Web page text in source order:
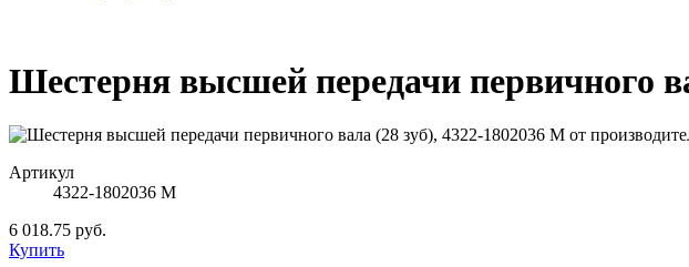
Шестерня высшей передачи первичного
Артикул
4322-1802036 М
6 018.75 руб.
Купить